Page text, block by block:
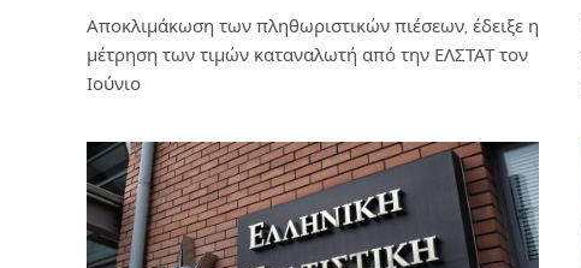
Αποκλιμάκωση των πληθωριστικών πιέσεων, έδειξε η
μέτρηση των τιμών καταναλωτή από την ΕΛΣΤΑΤ τον
Ιούνιο